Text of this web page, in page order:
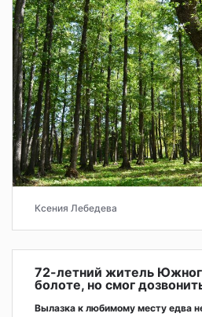
Ксения Лебедева
72-летний житель
болоте, но смог
Вылазка к любимому месту едва